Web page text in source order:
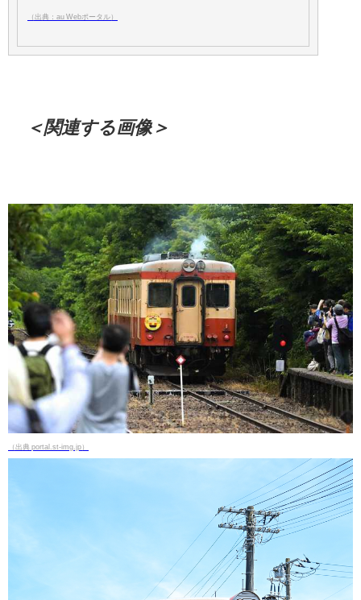
（出典：au Webポータル）
＜関連する画像＞
（出典 portal.st-img.jp）